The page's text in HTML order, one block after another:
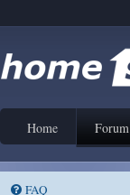
Home Forum
FAQ